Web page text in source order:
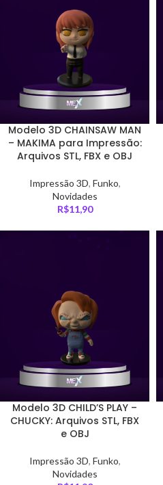
Modelo 3D CHAINSAW MAN
– MAKIMA para Impressão:
Arquivos STL, FBX e OBJ
Impressão 3D, Funko,
Novidades
R$11,90
Modelo 3D CHILD’S PLAY –
CHUCKY: Arquivos STL, FBX
e OBJ
Impressão 3D, Funko,
Novidades